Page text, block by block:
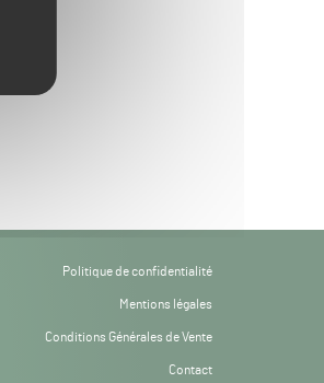
Politique de confidentialité
Mentions légales
Conditions Générales de Vente
Contact